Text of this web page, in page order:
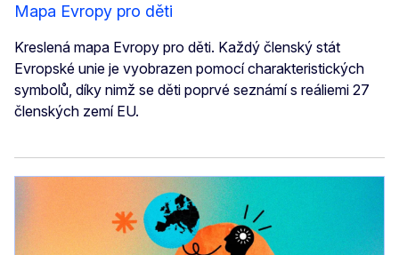
Mapa Evropy pro děti
Kreslená mapa Evropy pro děti. Každý členský stát
Evropské unie je vyobrazen pomocí charakteristických
symbolů, díky nimž se děti poprvé seznámí s reáliemi 27
členských zemí EU.